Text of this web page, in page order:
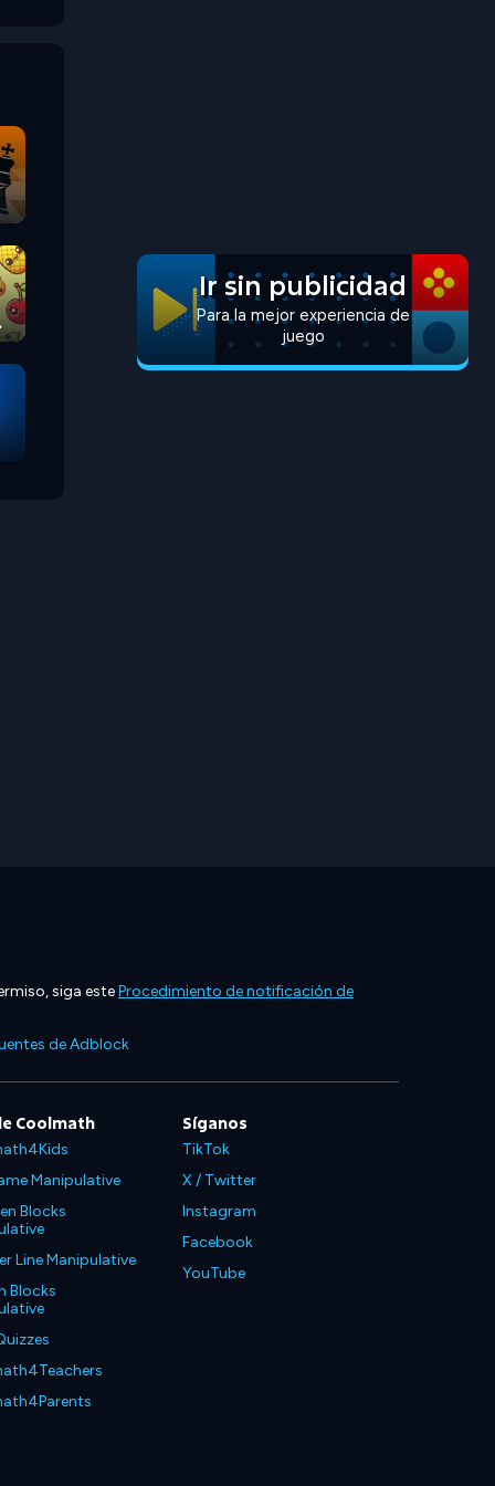
Ir sin publicidad
Para la mejor experiencia de
juego
siga esteProcedimiento de notificación de
de Adblock
Coolmath
Manipulative
Blocks
Line Manipulative
Blocks
Síganos
TikTok
X / Twitter
Instagram
Facebook
YouTube